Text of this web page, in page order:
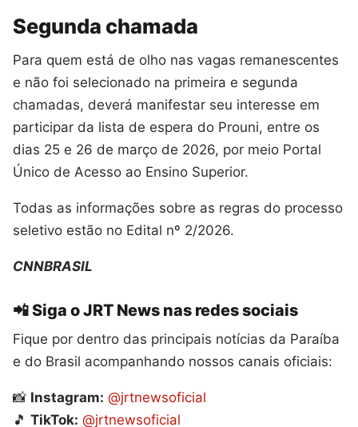
Segunda chamada
Para quem está de olho nas vagas remanescentes
e não foi selecionado na primeira e segunda
chamadas, deverá manifestar seu interesse em
participar da lista de espera do Prouni, entre os
dias 25 e 26 de março de 2026, por meio Portal
Único de Acesso ao Ensino Superior.
Todas as informações sobre as regras do processo
seletivo estão no Edital nº 2/2026.
CNNBRASIL
📲 Siga o JRT News nas redes sociais
Fique por dentro das principais notícias da Paraíba
e do Brasil acompanhando nossos canais oficiais:
📸 Instagram: @jrtnewsoficial
🎵 TikTok: @jrtnewsoficial